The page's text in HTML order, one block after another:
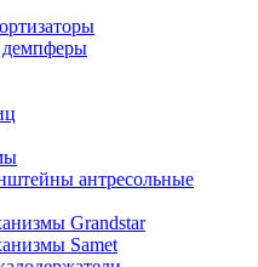
антресольные
Grandstar
Samet